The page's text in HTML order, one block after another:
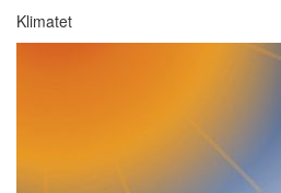
Klimatet